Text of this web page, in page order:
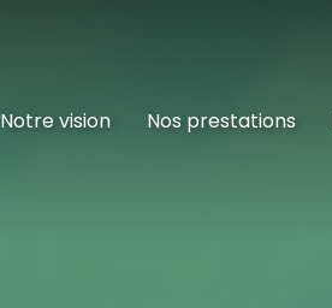
Notre vision Nos prestations